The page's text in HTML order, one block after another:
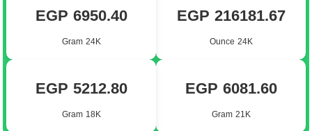
EGP 216181.67
Ounce 24K
EGP 6950.40
Gram 24K
EGP 6081.60
Gram 21K
EGP 5212.80
Gram 18K